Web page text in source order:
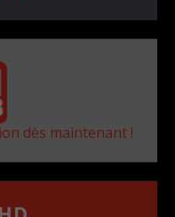
dès maintenant !